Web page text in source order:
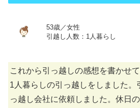
53歳／女性
引越し人数：1人暮らし
これから引っ越しの感想を書かせ
1人暮らしの引っ越しをしました。
っ越し会社に依頼しました。休日